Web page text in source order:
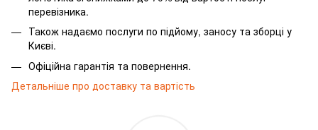
перевізника.
Також надаємо послуги по підйому, заносу та зборці у
Києві.
Офіційна гарантія та повернення.
Детальніше про доставку та вартість